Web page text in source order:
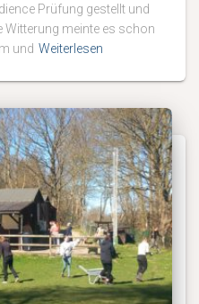
Prüfung gestellt und
Witterung meinte es schon
und Weiterlesen